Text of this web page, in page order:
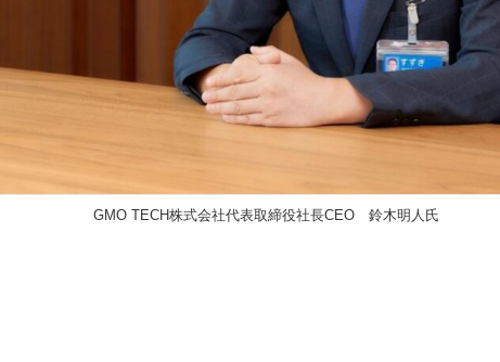
GMO TECH株式会社代表取締役社長CEO 鈴木明人氏